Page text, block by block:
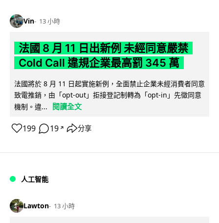
Vin 13 小時
法國 8 月 11 日出新例 未經同意嚴禁
Cold Call 違規企業最高罰 345 萬
法國將於 8 月 11 日起實施新例，全面禁止企業未經消費者同意
致電推銷，由「opt-out」拒接登記制轉為「opt-in」先徵同意
機制。違...
閱讀全文
199 19 ↗ 分享
人工智能
Lawton 13 小時